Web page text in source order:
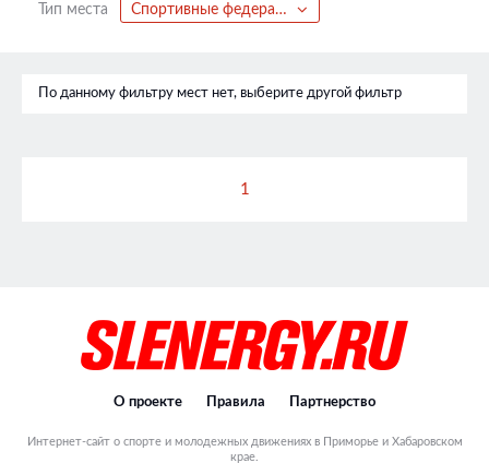
Тип места Спортивные федерации
По данному фильтру мест нет, выберите другой фильтр
1
О проекте Правила Партнерство
Интернет-сайт о спорте и молодежных движениях в Приморье и Хабаровском
крае.